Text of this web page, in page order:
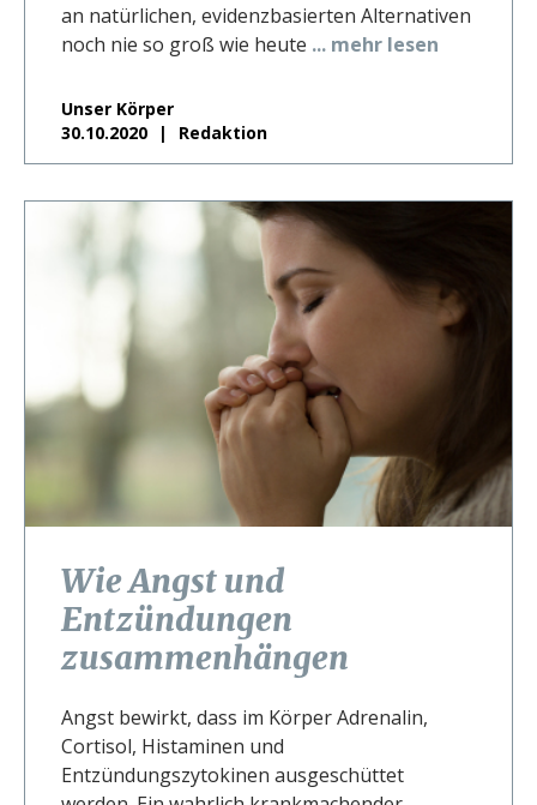
an natürlichen, evidenzbasierten Alternativen
noch nie so groß wie heute ... mehr lesen
Unser Körper
30.10.2020
Redaktion
Wie Angst und
Entzündungen
zusammenhängen
Angst bewirkt, dass im Körper Adrenalin,
Cortisol, Histaminen und
Entzündungszytokinen ausgeschüttet